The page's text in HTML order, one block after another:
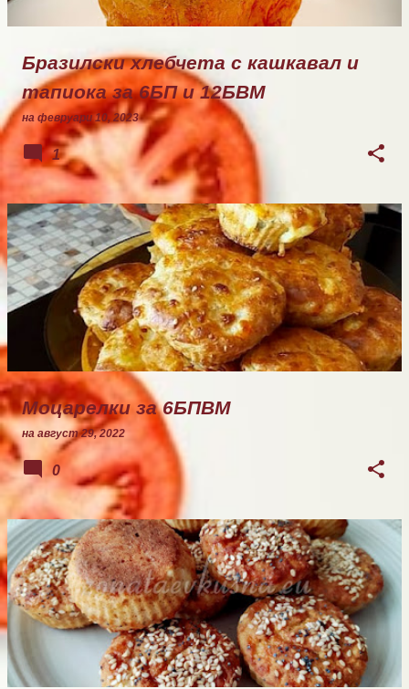
Бразилски хлебчета с кашкавал и
тапиока за 6БП и 12БВМ
на февруари 10, 2023
1
Моцарелки за 6БПВМ
на август 29, 2022
0